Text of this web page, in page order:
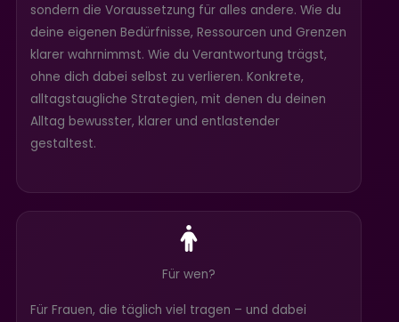
sondern die Voraussetzung für alles andere. Wie du
deine eigenen Bedürfnisse, Ressourcen und Grenzen
klarer wahrnimmst. Wie du Verantwortung trägst,
ohne dich dabei selbst zu verlieren. Konkrete,
alltagstaugliche Strategien, mit denen du deinen
Alltag bewusster, klarer und entlastender
gestaltest.
Für wen?
Für Frauen, die täglich viel tragen – und dabei